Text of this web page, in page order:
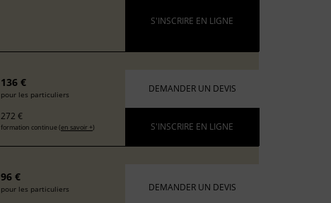
S'INSCRIRE EN LIGNE
136 €
pour les particuliers
272 €
formation continue (en savoir +)
DEMANDER UN DEVIS
S'INSCRIRE EN LIGNE
96 €
pour les particuliers DEMANDER UN DEVIS